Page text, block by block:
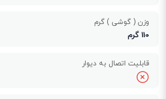
وزن ( گوشی ) گرم
110 گرم
قابلیت اتصال به دیوار